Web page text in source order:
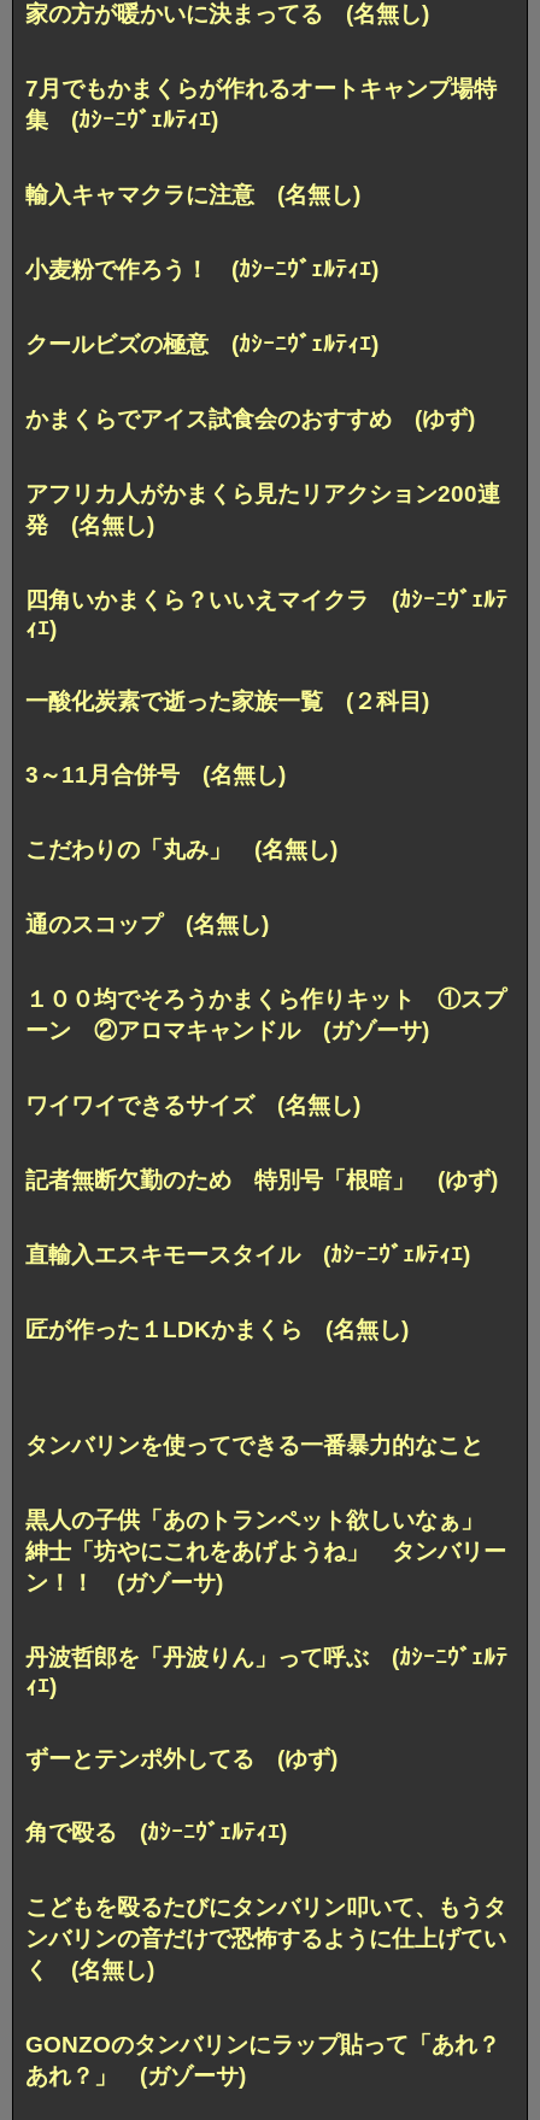
家の方が暖かいに決まってる (名無し)
7月でもかまくらが作れるオートキャンプ場特
集 (ｶｼｰﾆｳﾞｪﾙﾃｨｴ)
輸入キャマクラに注意 (名無し)
小麦粉で作ろう！ (ｶｼｰﾆｳﾞｪﾙﾃｨｴ)
クールビズの極意 (ｶｼｰﾆｳﾞｪﾙﾃｨｴ)
かまくらでアイス試食会のおすすめ (ゆず)
アフリカ人がかまくら見たリアクション200連
発 (名無し)
四角いかまくら？いいえマイクラ (ｶｼｰﾆｳﾞｪﾙﾃ
ｨｴ)
一酸化炭素で逝った家族一覧 (２科目)
3～11月合併号 (名無し)
こだわりの「丸み」 (名無し)
通のスコップ (名無し)
１００均でそろうかまくら作りキット ①スプ
ーン ②アロマキャンドル (ガゾーサ)
ワイワイできるサイズ (名無し)
記者無断欠勤のため 特別号「根暗」 (ゆず)
直輸入エスキモースタイル (ｶｼｰﾆｳﾞｪﾙﾃｨｴ)
匠が作った１LDKかまくら (名無し)
タンバリンを使ってできる一番暴力的なこと
黒人の子供「あのトランペット欲しいなぁ」
紳士「坊やにこれをあげようね」 タンバリー
ン！！ (ガゾーサ)
丹波哲郎を「丹波りん」って呼ぶ (ｶｼｰﾆｳﾞｪﾙﾃ
ｨｴ)
ずーとテンポ外してる (ゆず)
角で殴る (ｶｼｰﾆｳﾞｪﾙﾃｨｴ)
こどもを殴るたびにタンバリン叩いて、もうタ
ンバリンの音だけで恐怖するように仕上げてい
く (名無し)
GONZOのタンバリンにラップ貼って「あれ？
あれ？」 (ガゾーサ)